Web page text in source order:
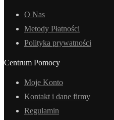
O Nas
Metody Płatności
Polityka prywatności
Centrum Pomocy
Moje Konto
Kontakt i dane firmy
Regulamin